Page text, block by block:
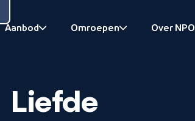
Aanbod
Omroepen
Over NPO
Liefde